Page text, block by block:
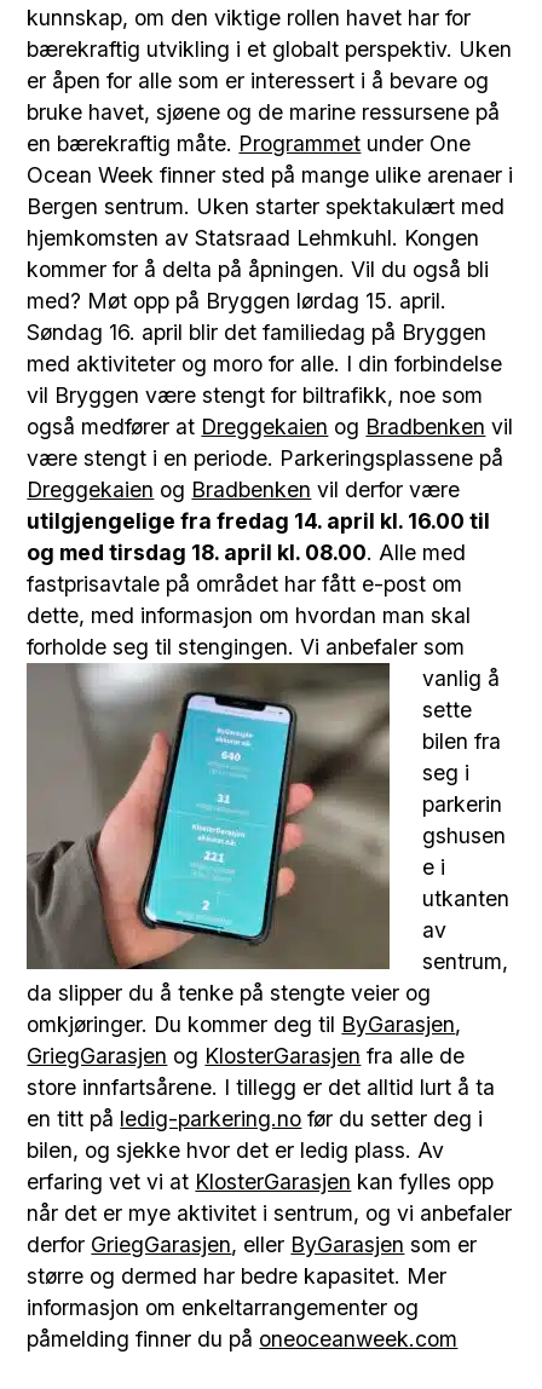
kunnskap, om den viktige rollen havet har for
bærekraftig utvikling i et globalt perspektiv. Uken
er åpen for alle som er interessert i å bevare og
bruke havet, sjøene og de marine ressursene på
en bærekraftig måte. Programmet under One
Ocean Week finner sted på mange ulike arenaer i
Bergen sentrum. Uken starter spektakulært med
hjemkomsten av Statsraad Lehmkuhl. Kongen
kommer for å delta på åpningen. Vil du også bli
med? Møt opp på Bryggen lørdag 15. april.
Søndag 16. april blir det familiedag på Bryggen
med aktiviteter og moro for alle. I din forbindelse
vil Bryggen være stengt for biltrafikk, noe som
også medfører at Dreggekaien og Bradbenken vil
være stengt i en periode. Parkeringsplassene på
Dreggekaien og Bradbenken vil derfor være
utilgjengelige fra fredag 14. april kl. 16.00 til
og med tirsdag 18. april kl. 08.00. Alle med
fastprisavtale på området har fått e-post om
dette, med informasjon om hvordan man skal
forholde seg til stengingen.Vi anbefaler som
vanlig å
sette
bilen fra
seg i
parkerin
gshusen
e i
utkanten
av
sentrum,
da slipper du å tenke på stengte veier og
omkjøringer. Du kommer deg til ByGarasjen,
GriegGarasjen og KlosterGarasjen fra alle de
store innfartsårene. I tillegg er det alltid lurt å ta
en titt på ledig-parkering.no før du setter deg i
bilen, og sjekke hvor det er ledig plass. Av
erfaring vet vi at KlosterGarasjen kan fylles opp
når det er mye aktivitet i sentrum, og vi anbefaler
derfor GriegGarasjen, eller ByGarasjen som er
større og dermed har bedre kapasitet. Mer
informasjon om enkeltarrangementer og
påmelding finner du på oneoceanweek.com